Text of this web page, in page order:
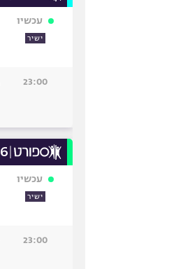
עכשיו
ישיר
23:00
עכשיו
ישיר
23:00